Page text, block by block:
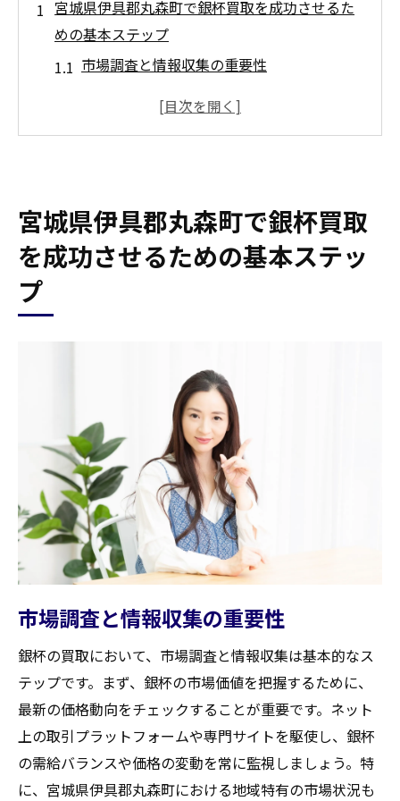
宮城県伊具郡丸森町で銀杯買取を成功させるた
めの基本ステップ
市場調査と情報収集の重要性
買取業者の選び方と信頼性のチェック
買取契約時に確認すべき重要事項
買取業者が注目する銀杯の魅力とその価値の伝
え方
銀杯の素材と純度の確認方法
写真や証明書を活用した価値の提示
銀杯の保存状態が買取価格に与える影響
業者への効果的な価値の伝え方
銀杯買取価格を最大化するために知っておくべ
き重要な要素
貴金属市場の動向と価格変動の理解
銀杯の評価基準と査定ポイント
交渉力を高めるための準備と知識
買取時期の選び方とその効果
保証書や付属品の有無に関する価値
他社比較による最適な買取価格の設定
宮城県伊具郡丸森町での銀杯買取交渉を有利に
進める方法
信頼できる買取業者との人間関係の構築
宮城県伊具郡丸森町で銀杯買取
を成功させるための基本ステッ
プ
市場調査と情報収集の重要性
銀杯の買取において、市場調査と情報収集は基本的なス
テップです。まず、銀杯の市場価値を把握するために、
最新の価格動向をチェックすることが重要です。ネット
上の取引プラットフォームや専門サイトを駆使し、銀杯
の需給バランスや価格の変動を常に監視しましょう。特
に、宮城県伊具郡丸森町における地域特有の市場状況も